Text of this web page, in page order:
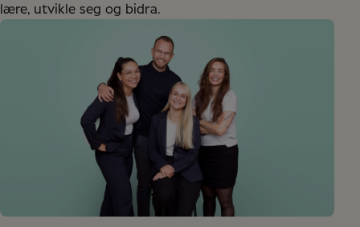
lære, utvikle seg og bidra.